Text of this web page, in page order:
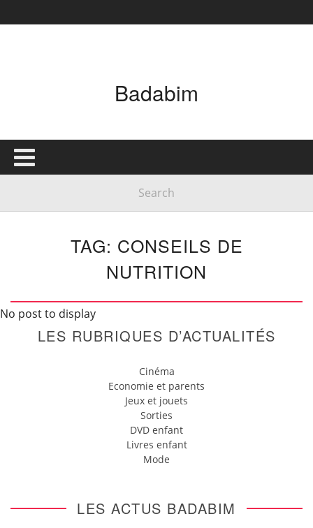
Badabim
TAG: CONSEILS DE
NUTRITION
No post to display
LES RUBRIQUES D’ACTUALITÉS
Cinéma
Economie et parents
Jeux et jouets
Sorties
DVD enfant
Livres enfant
Mode
LES ACTUS BADABIM